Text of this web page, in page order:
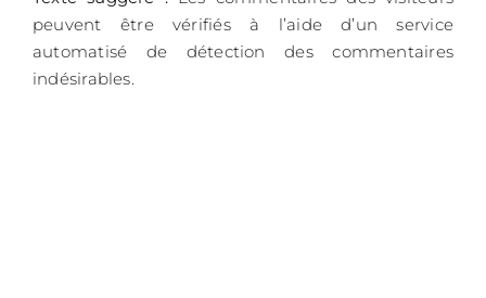
peuvent être vérifiés à l’aide d’un service
automatisé de détection des commentaires
indésirables.